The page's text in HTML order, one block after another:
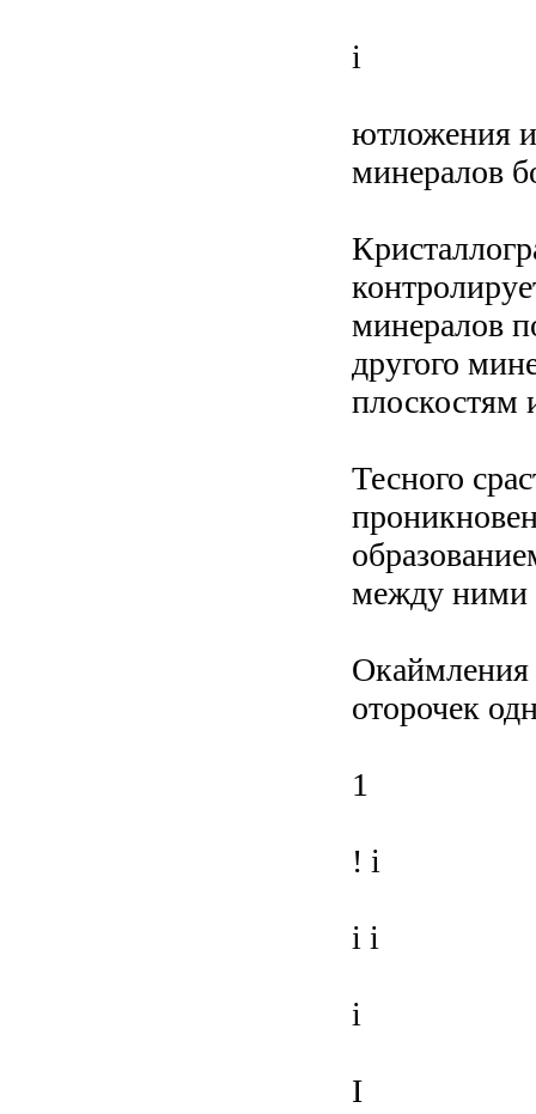
і
ютложения
минералов
минералов
другого
плоскостям
Тесного
между ними
Окаймления
оторочек
1
! і
і і
і
І